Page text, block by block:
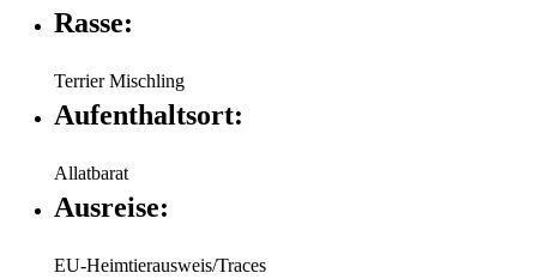
Rasse:
Terrier Mischling
Aufenthaltsort:
Allatbarat
Ausreise:
EU-Heimtierausweis/Traces